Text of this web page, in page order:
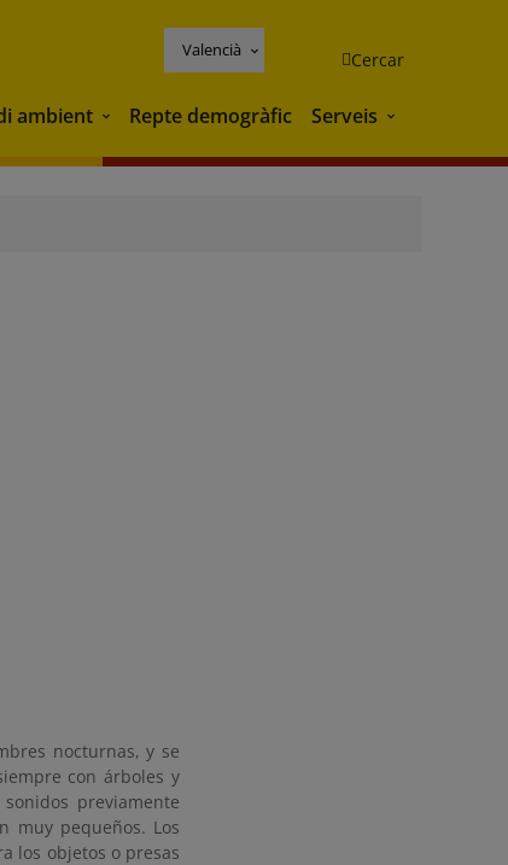
Valencià Cercar
ambient Medi ambient
Repte demogràfic Serveis Serveis
nocturnas, y se
con árboles y
previamente
muy pequeños. Los
los objetos o presas